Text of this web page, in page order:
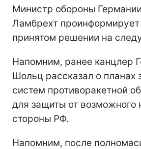
Министр обороны
Ламбрехт
принятом решении на
Напомним, ранее канцлер
Шольц рассказал о планах
систем противоракетной
для защиты от возможного
стороны РФ.
Напомним, после